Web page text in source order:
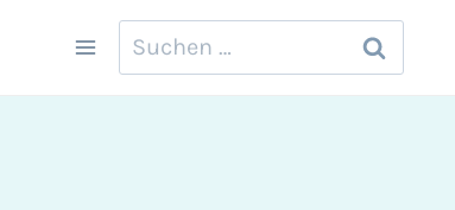
Suchen
nach: